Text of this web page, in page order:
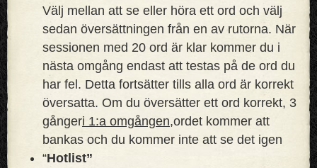
Välj mellan att se eller höra ett ord och välj
sedan översättningen från en av rutorna. När
sessionen med 20 ord är klar kommer du i
nästa omgång endast att testas på de ord du
har fel. Detta fortsätter tills alla ord är korrekt
översatta. Om du översätter ett ord korrekt, 3
gångeri 1:a omgången,ordet kommer att
bankas och du kommer inte att se det igen
“Hotlist”